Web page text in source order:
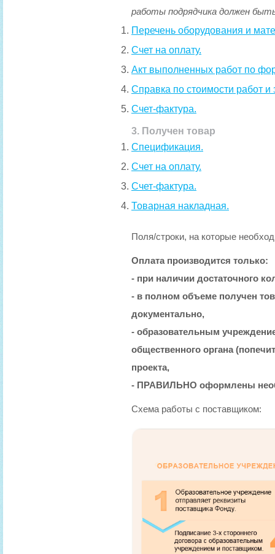
работы подрядчика должен
Перечень оборудования и
Счет на оплату.
Акт выполненных работ по
Справка по стоимости работ
Счет-фактура.
3. Получен товар
Спецификация.
Счет на оплату.
Счет-фактура.
Товарная накладная.
Поля/строки, на которые
Оплата производится только:
- при наличии достаточного
- в полном объеме получен
документально,
- образовательным
общественного органа
проекта,
- ПРАВИЛЬНО оформлены
Схема работы с поставщиком: